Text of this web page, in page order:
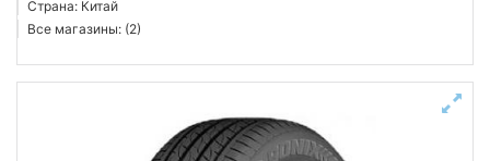
Страна: Китай
Все магазины: (2)